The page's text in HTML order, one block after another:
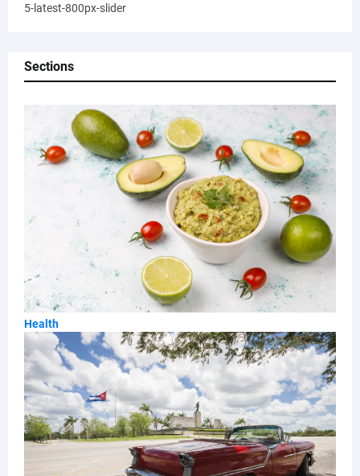
5-latest-800px-slider
Sections
Health